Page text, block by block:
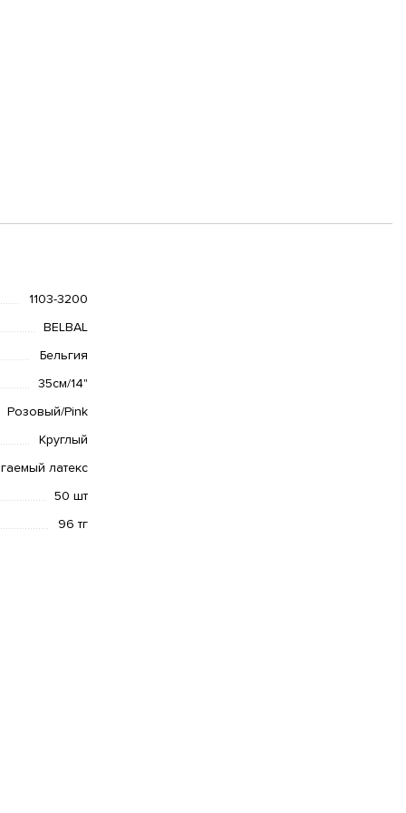
1103-3200
BELBAL
Бельгия
35см/14"
Розовый/Pink
Круглый
латекс
50 шт
96 тг